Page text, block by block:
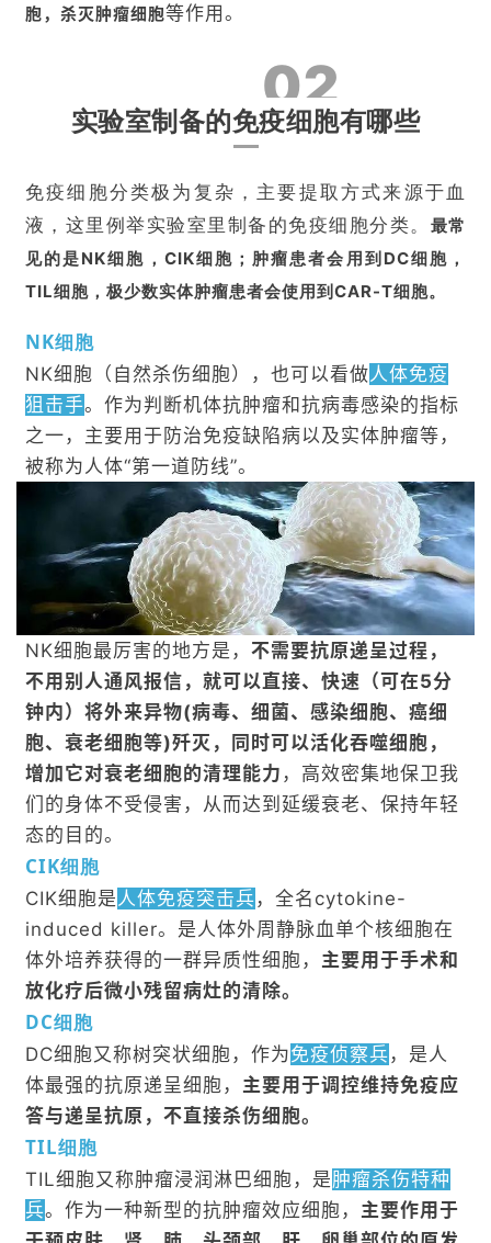
胞，杀灭肿瘤细胞等作用。
02
实验室制备的免疫细胞有哪些
免疫细胞分类极为复杂，主要提取方式来源于血
液，这里例举实验室里制备的免疫细胞分类。 最常
见的是NK细胞，CIK细胞；肿瘤患者会用到DC细胞，
TIL细胞，极少数实体肿瘤患者会使用到CAR-T细胞。
NK细胞
NK细胞（自然杀伤细胞），也可以看做人体免疫
狙击手。作为判断机体抗肿瘤和抗病毒感染的指标
之一，主要用于防治免疫缺陷病以及实体肿瘤等，
被称为人体“第一道防线”。
NK细胞最厉害的地方是， 不需要抗原递呈过程，
不用别人通风报信，就可以直接、快速（可在5分
钟内）将外来异物(病毒、细菌、感染细胞、癌细
胞、衰老细胞等)歼灭，同时可以活化吞噬细胞，
增加它对衰老细胞的清理能力 ，高效密集地保卫我
们的身体不受侵害，从而达到延缓衰老、保持年轻
态的目的。
CIK细胞
CIK细胞是人体免疫突击兵 ，全名cytokine-
induced killer。是人体外周静脉血单个核细胞在
体外培养获得的一群异质性细胞， 主要用于手术和
放化疗后微小残留病灶的清除。
DC细胞
DC细胞又称树突状细胞，作为免疫侦察兵 ，是人
体最强的抗原递呈细胞， 主要用于调控维持免疫应
答与递呈抗原，不直接杀伤细胞。
TIL细胞
TIL细胞又称肿瘤浸润淋巴细胞，是肿瘤杀伤特种
兵。作为一种新型的抗肿瘤效应细胞， 主要作用于